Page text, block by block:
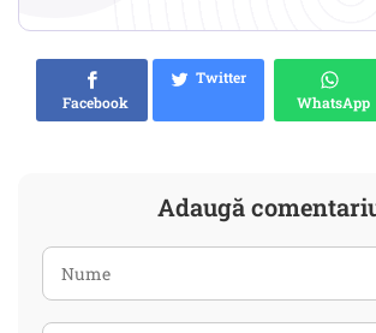
Facebook
Twitter
WhatsApp
Adaugă